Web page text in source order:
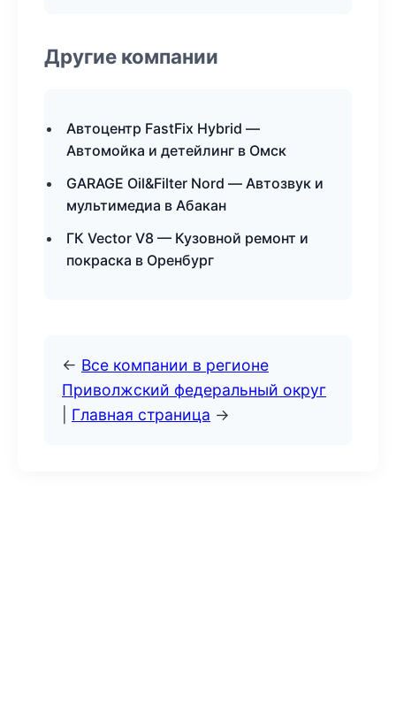
Другие компании
Автоцентр FastFix Hybrid —
Автомойка и детейлинг в Омск
GARAGE Oil&Filter Nord — Автозвук и
мультимедиа в Абакан
ГК Vector V8 — Кузовной ремонт и
покраска в Оренбург
← Все компании в регионе
Приволжский федеральный округ
Главная страница →